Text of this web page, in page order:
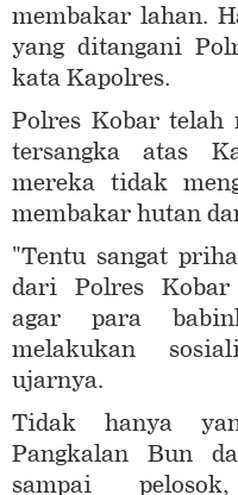
membakar lahan.
yang ditangani
kata Kapolres.
Polres Kobar telah
tersangka atas
mereka tidak
membakar hutan
"Tentu sangat
dari Polres Kobar
agar para
melakukan
ujarnya.
Tidak hanya
Pangkalan Bun
sampai